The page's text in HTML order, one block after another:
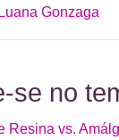
Gonzaga
se no
Resina vs.